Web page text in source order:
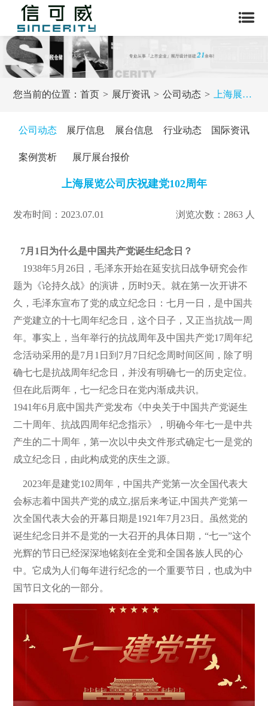
您当前的位置：首页 展厅资讯 公司动态 上海展览公司庆祝建党102周年
公司动态 展厅信息 展台信息 行业动态 国际资讯
案例赏析 展厅展台报价
上海展览公司庆祝建党102周年
发布时间：2023.07.01 浏览次数：2863 人
7月1日为什么是中国共产党诞生纪念日？
1938年5月26日，毛泽东开始在延安抗日战争研究会作
题为《论持久战》的演讲，历时9天。就在第一次开讲不
久，毛泽东宣布了党的成立纪念日：七月一日，是中国共
产党建立的十七周年纪念日，这个日子，又正当抗战一周
年。事实上，当年举行的抗战周年及中国共产党17周年纪
念活动采用的是7月1日到7月7日纪念周时间区间，除了明
确七七是抗战周年纪念日，并没有明确七一的历史定位。
但在此后两年，七一纪念日在党内渐成共识。
1941年6月底中国共产党发布《中央关于中国共产党诞生
二十周年、抗战四周年纪念指示》，明确今年七一是中共
产生的二十周年，第一次以中央文件形式确定七一是党的
成立纪念日，由此构成党的庆生之源。
2023年是建党102周年，中国共产党第一次全国代表大
会标志着中国共产党的成立,据后来考证,中国共产党第一
次全国代表大会的开幕日期是1921年7月23日。虽然党的
诞生纪念日并不是党的一大召开的具体日期，“七一”这个
光辉的节日已经深深地铭刻在全党和全国各族人民的心
中。它成为人们每年进行纪念的一个重要节日，也成为中
国节日文化的一部分。